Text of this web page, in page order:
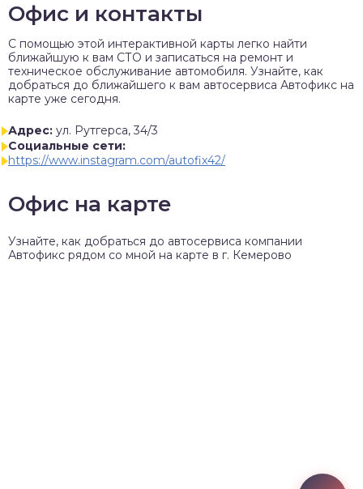
Офис и контакты
C помощью этой интерактивной карты легко найти
ближайшую к вам СТО и записаться на ремонт и
техническое обслуживание автомобиля. Узнайте, как
добраться до ближайшего к вам автосервиса Автофикс на
карте уже сегодня.
Адрес: ул. Рутгерса, 34/3
Социальные сети:
https://www.instagram.com/autofix42/
Офис на карте
Узнайте, как добраться до автосервиса компании
Автофикс рядом со мной на карте в г. Кемерово